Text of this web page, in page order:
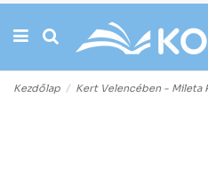
Kezdőlap Kert Velencében - Mileta